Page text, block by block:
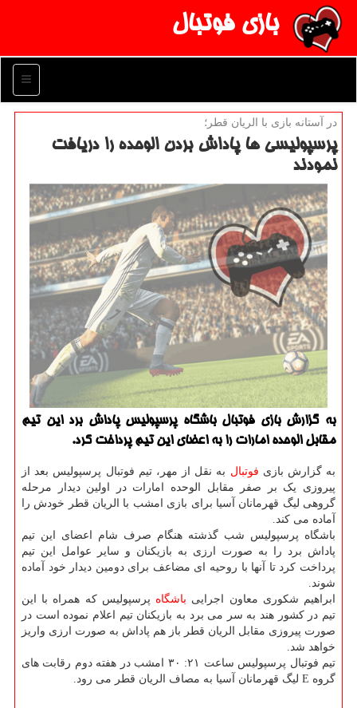
بازی فوتبال
منو
در آستانه بازی با الریان قطر؛
پرسپولیسی ها پاداش بردن الوحده را دریافت
نمودند
به گزارش بازی فوتبال باشگاه پرسپولیس پاداش برد این تیم
مقابل الوحده امارات را به اعضای این تیم پرداخت کرد.
به گزارش بازی فوتبال به نقل از مهر، تیم فوتبال پرسپولیس بعد از
پیروزی یک بر صفر مقابل الوحده امارات در اولین دیدار مرحله
گروهی لیگ قهرمانان آسیا برای بازی امشب با الریان قطر خودش را
آماده می کند.
باشگاه پرسپولیس شب گذشته هنگام صرف شام اعضای این تیم
پاداش برد را به صورت ارزی به بازیکنان و سایر عوامل این تیم
پرداخت کرد تا آنها با روحیه ای مضاعف برای دومین دیدار خود آماده
شوند.
ابراهیم شکوری معاون اجرایی باشگاه پرسپولیس که همراه با این
تیم در کشور هند به سر می برد به بازیکنان تیم اعلام نموده است در
صورت پیروزی مقابل الریان قطر باز هم پاداش به صورت ارزی واریز
خواهد شد.
تیم فوتبال پرسپولیس ساعت ۲۱: ۳۰ امشب در هفته دوم رقابت های
گروه E لیگ قهرمانان آسیا به مصاف الریان قطر می رود.